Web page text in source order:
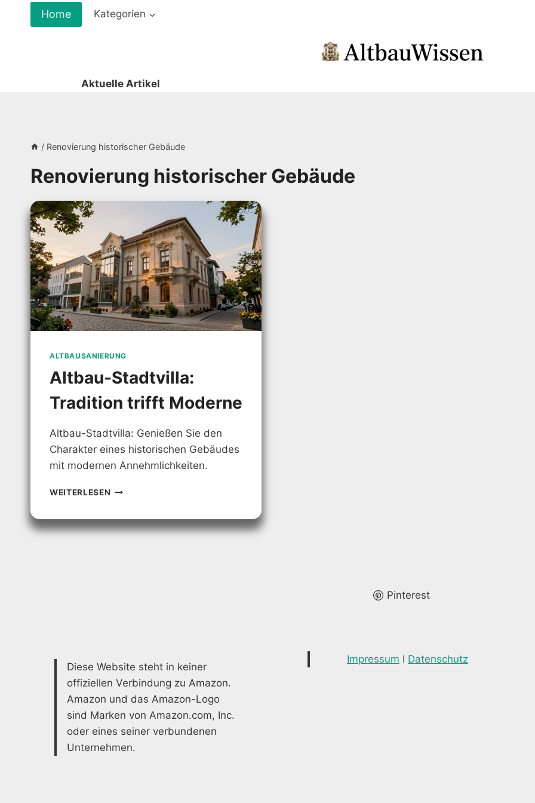
Home Kategorien
Aktuelle Artikel
/ Renovierung historischer Gebäude
Renovierung historischer Gebäude
ALTBAUSANIERUNG
Altbau-Stadtvilla:
Tradition trifft Moderne
Altbau-Stadtvilla: Genießen Sie den
Charakter eines historischen Gebäudes
mit modernen Annehmlichkeiten.
WEITERLESEN ALTBAU-
TRIFFT
Pinterest
Diese Website steht in keiner
offiziellen Verbindung zu Amazon.
Amazon und das Amazon-Logo
sind Marken von Amazon.com, Inc.
oder eines seiner verbundenen
Unternehmen.
Impressum I Datenschutz